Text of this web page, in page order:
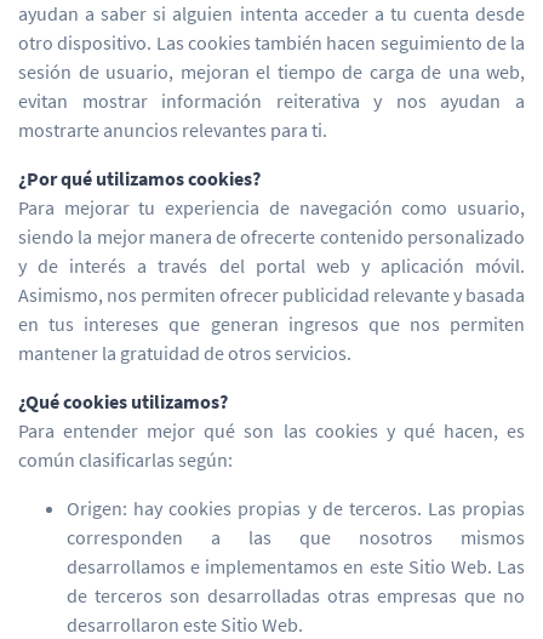
ayudan a saber si alguien intenta acceder a tu cuenta desde
otro dispositivo. Las cookies también hacen seguimiento de la
sesión de usuario, mejoran el tiempo de carga de una web,
evitan mostrar información reiterativa y nos ayudan a
mostrarte anuncios relevantes para ti.
¿Por qué utilizamos cookies?
Para mejorar tu experiencia de navegación como usuario,
siendo la mejor manera de ofrecerte contenido personalizado
y de interés a través del portal web y aplicación móvil.
Asimismo, nos permiten ofrecer publicidad relevante y basada
en tus intereses que generan ingresos que nos permiten
mantener la gratuidad de otros servicios.
¿Qué cookies utilizamos?
Para entender mejor qué son las cookies y qué hacen, es
común clasificarlas según:
Origen: hay cookies propias y de terceros. Las propias
corresponden a las que nosotros mismos
desarrollamos e implementamos en este Sitio Web. Las
de terceros son desarrolladas otras empresas que no
desarrollaron este Sitio Web.